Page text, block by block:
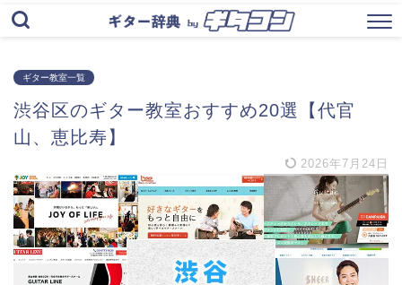
ギター教室一覧
渋谷区のギター教室おすすめ20選【代官
山、恵比寿】
2026年7月24日